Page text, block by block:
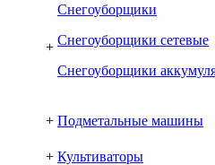
+
Снегоуборщики
Снегоуборщики сетевые
Снегоуборщики
+ Подметальные машины
+ Культиваторы